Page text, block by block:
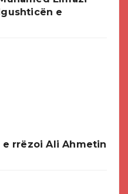
e
rrëzoi Ali Ahmetin